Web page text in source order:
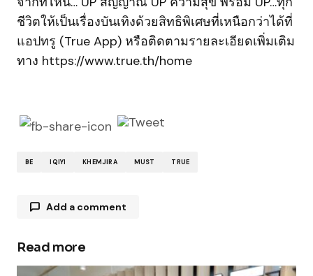
ชีวิตให้เป็นเรื่องบันเทิงด้วยสิทธิพิเศษที่เหนือกว่าได้ที่
แอปทรู (True App) หรือติดตามรายละเอียดเพิ่มเติม
ทาง https://www.true.th/home
BE IQIYI KHEMJIRA MUST TRUE
Add a comment
Your email address will not be published.
Read more